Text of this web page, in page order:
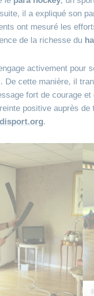
il a expliqué son
ont mesuré les
de la richesse du
activement pour
De cette manière, il
fort de courage
positive auprès
.